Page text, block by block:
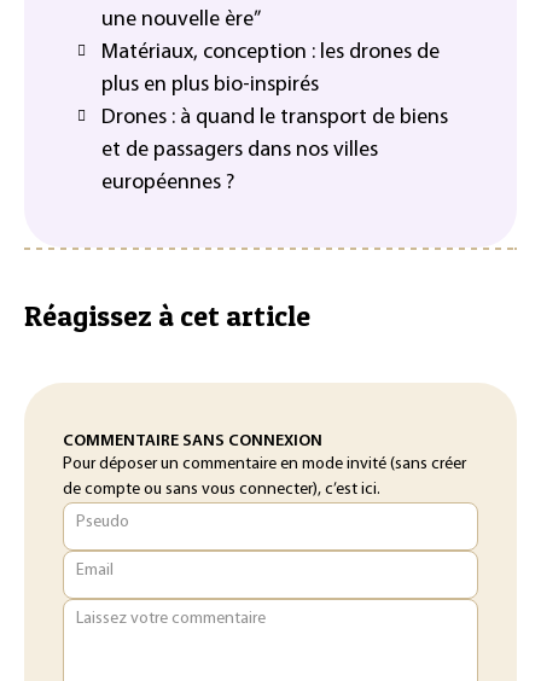
une nouvelle ère”
Matériaux, conception : les drones de
plus en plus bio-inspirés
Drones : à quand le transport de biens
et de passagers dans nos villes
européennes ?
Réagissez à cet article
COMMENTAIRE SANS CONNEXION
Pour déposer un commentaire en mode invité (sans créer
de compte ou sans vous connecter), c’est ici.
Pseudo
Email
Laissez votre commentaire